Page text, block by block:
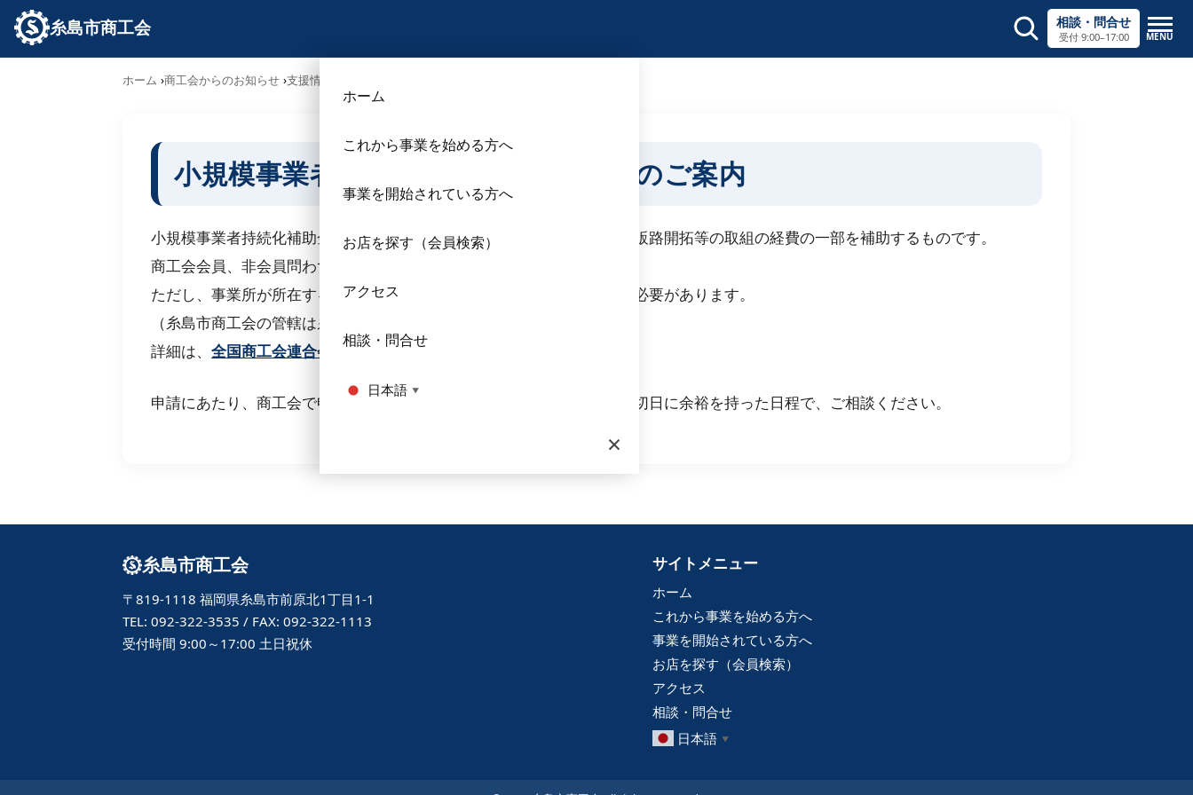
糸島市商工会 相談・問合せ
受付 9:00–17:00 MENU
ホーム
これから事業を始める方へ
事業を開始されている方へ
お店を探す（会員検索）
アクセス
相談・問合せ
日本語 ▼
×
ホーム 商工会からのお知らせ 支援情報
小規模事業者持続化補助金〈一般型〉のご案内
小規模事業者持続化補助金〈一般型〉とは、小規模事業者等が取り組む販路開拓等の取組の経費の一部を補助するものです。
商工会会員、非会員問わず、応募可能です。
ただし、事業所が所在する地域の商工会・商工会議所で申請手続を行う必要があります。
（糸島市商工会の管轄は糸島市内のみ）
詳細は、 全国商工会連合会のホームページ
申請にあたり、商工会で申請書類を確認する作業が必要となります。締切日に余裕を持った日程で、ご相談ください。
糸島市商工会
〒819-1118 福岡県糸島市前原北1丁目1-1
TEL: 092-322-3535 / FAX: 092-322-1113
受付時間 9:00～17:00 土日祝休
サイトメニュー
ホーム
これから事業を始める方へ
事業を開始されている方へ
お店を探す（会員検索）
アクセス
相談・問合せ
日本語 ▼